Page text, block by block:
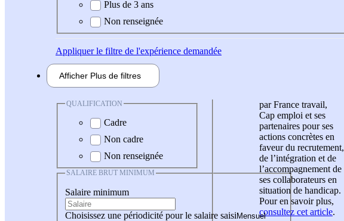
Plus de 3 ans
Non renseignée
Appliquerle filtre de l'expérience demandée
Afficher Plus de filtres
QUALIFICATION
Cadre
Non cadre
Non renseignée
SALAIRE BRUT MINIMUM
Salaire minimum
Choisissez une périodicité pour le salaire saisi
par France travail,
Cap emploi et ses
partenaires pour ses
actions concrètes en
faveur du recrutement,
de l’intégration et de
l’accompagnement de
ses collaborateurs en
situation de handicap.
Pour en savoir plus,
consultez cet article.